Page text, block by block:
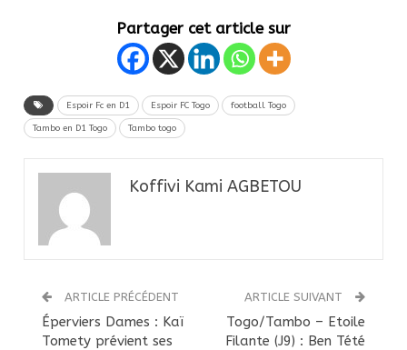
Partager cet article sur
Espoir Fc en D1 Espoir FC Togo football Togo
Tambo en D1 Togo Tambo togo
Koffivi Kami AGBETOU
ARTICLE PRÉCÉDENT
Éperviers Dames : Kaï
Tomety prévient ses
ARTICLE SUIVANT
Togo/Tambo – Etoile
Filante (J9) : Ben Tété